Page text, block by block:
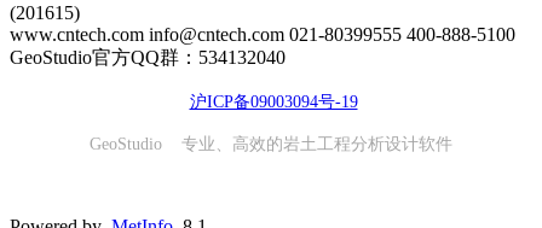
(201615)
www.cntech.com info@cntech.com 021-80399555 400-888-5100
GeoStudio官方QQ群：534132040
沪ICP备09003094号-19
GeoStudio 专业、高效的岩土工程分析设计软件